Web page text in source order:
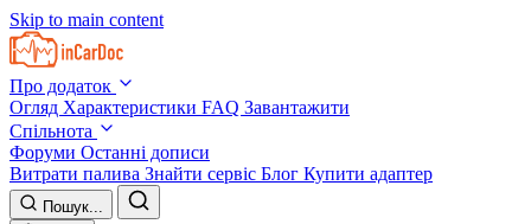
Skip to main content
Про додаток
Огляд Характеристики FAQ Завантажити
Спільнота
Форуми Останні дописи
Витрати палива Знайти сервіс Блог Купити адаптер
Пошук...